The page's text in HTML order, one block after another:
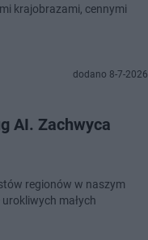
krajobrazami, cennymi
dodano 8-7-2026
AI. Zachwyca
regionów w naszym
małych